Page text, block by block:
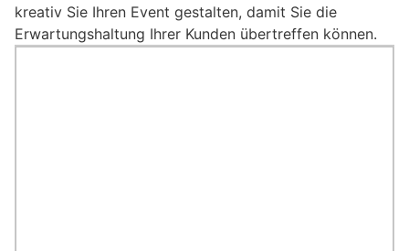
kreativ Sie Ihren Event gestalten, damit Sie die
Erwartungshaltung Ihrer Kunden übertreffen können.